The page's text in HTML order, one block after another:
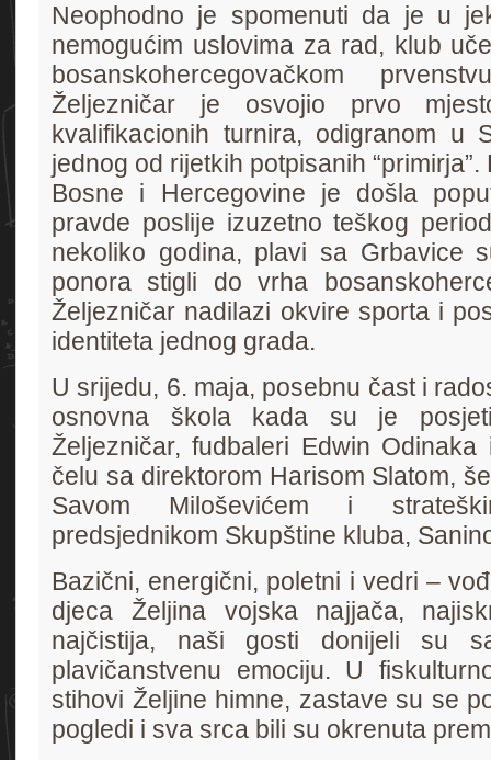
Neophodno je spomenuti da je u
nemogućim uslovima za rad, klub
bosanskohercegovačkom
Željezničar je osvojio prvo
kvalifikacionih turnira, odigranom u
jednog od rijetkih potpisanih
Bosne i Hercegovine je došla
pravde poslije izuzetno teškog
nekoliko godina, plavi sa Grbavice
ponora stigli do vrha
Željezničar nadilazi okvire sporta i
identiteta jednog grada.
U srijedu, 6. maja, posebnu čast i
osnovna škola kada su je
Željezničar, fudbaleri Edwin
čelu sa direktorom Harisom Slatom,
Savom Miloševićem i
predsjednikom Skupštine kluba,
Bazični, energični, poletni i vedri –
djeca Željina vojska najjača,
najčistija, naši gosti donijeli su
plavičanstvenu emociju. U
stihovi Željine himne, zastave su se
pogledi i sva srca bili su okrenuta